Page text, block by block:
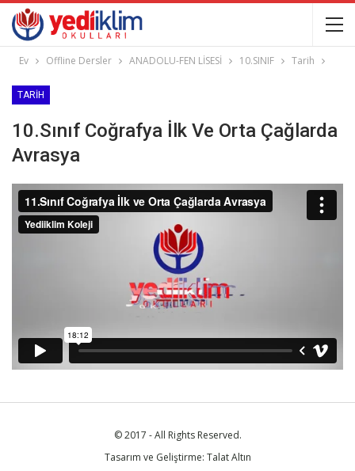
Ev Offline Dersler ANADOLU-FEN LİSESİ 10.SINIF Tarih
TARIH
10.Sınıf Coğrafya İlk Ve Orta Çağlarda
Avrasya
© 2017 - All Rights Reserved.
Tasarım ve Geliştirme: Talat Altın